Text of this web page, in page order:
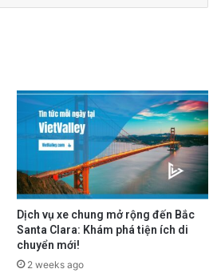
Dịch vụ xe chung mở rộng đến Bắc
Santa Clara: Khám phá tiện ích di
chuyển mới!
2 weeks ago